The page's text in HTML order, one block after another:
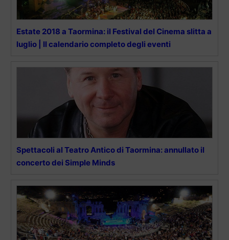
Estate 2018 a Taormina: il Festival del Cinema slitta a
luglio | Il calendario completo degli eventi
Spettacoli al Teatro Antico di Taormina: annullato il
concerto dei Simple Minds